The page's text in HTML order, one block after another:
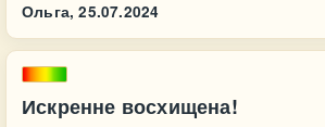
Ольга, 25.07.2024
Искренне восхищена!